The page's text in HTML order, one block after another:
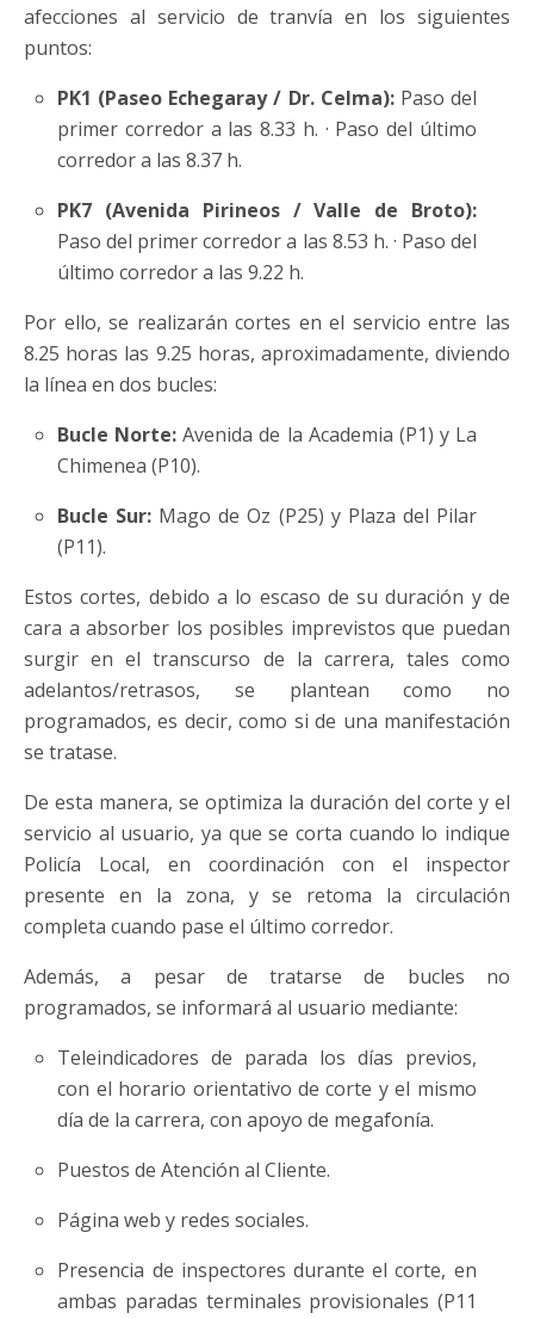
afecciones al servicio de tranvía en los siguientes
puntos:
PK1 (Paseo Echegaray / Dr. Celma):Paso del
primer corredor a las 8.33 h. · Paso del último
corredor a las 8.37 h.
PK7 (Avenida Pirineos / Valle de Broto):
Paso del primer corredor a las 8.53 h. · Paso del
último corredor a las 9.22 h.
Por ello, se realizarán cortes en el servicio entre las
8.25 horas las 9.25 horas, aproximadamente, diviendo
la línea en dos bucles:
Bucle Norte:Avenida de la Academia (P1) y La
Chimenea (P10).
Bucle Sur: Mago de Oz (P25) y Plaza del Pilar
(P11).
Estos cortes, debido a lo escaso de su duración y de
cara a absorber los posibles imprevistos que puedan
surgir en el transcurso de la carrera, tales como
adelantos/retrasos, se plantean como no
programados, es decir, como si de una manifestación
se tratase.
De esta manera, se optimiza la duración del corte y el
servicio al usuario, ya que se corta cuando lo indique
Policía Local, en coordinación con el inspector
presente en la zona, y se retoma la circulación
completa cuando pase el último corredor.
Además, a pesar de tratarse de bucles no
programados, se informará al usuario mediante:
Teleindicadores de parada los días previos,
con el horario orientativo de corte y el mismo
día de la carrera, con apoyo de megafonía.
Puestos de Atención al Cliente.
Página web y redes sociales.
Presencia de inspectores durante el corte, en
ambas paradas terminales provisionales (P11